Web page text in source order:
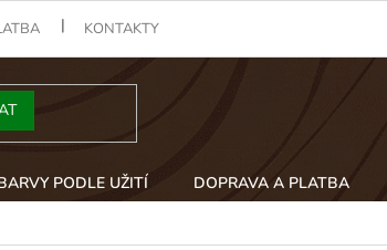
KONTAKTY
PODLE UŽITÍ DOPRAVA A PLATBA